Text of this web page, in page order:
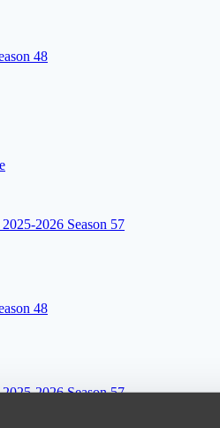
48
2026 Season 57
48
2026 Season 57